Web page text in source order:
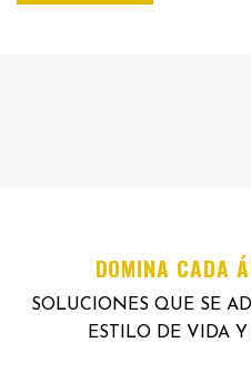
DOMINA CADA
SOLUCIONES QUE SE
ESTILO DE VIDA Y